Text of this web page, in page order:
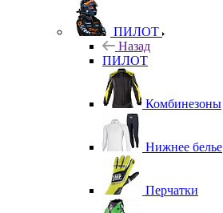
ПИЛОТ
Назад
ПИЛОТ
Комбинезоны
Нижнее белье
Перчатки